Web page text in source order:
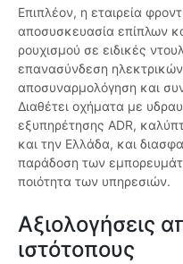
Επιπλέον, η εταιρεία
αποσυσκευασία επίπλων
ρουχισμού σε ειδικές
επανασύνδεση
αποσυναρμολόγηση και
Διαθέτει οχήματα με
εξυπηρέτησης ADR,
και την Ελλάδα, και
παράδοση των
ποιότητα των υπηρεσιών.
Αξιολογήσεις
ιστότοπους